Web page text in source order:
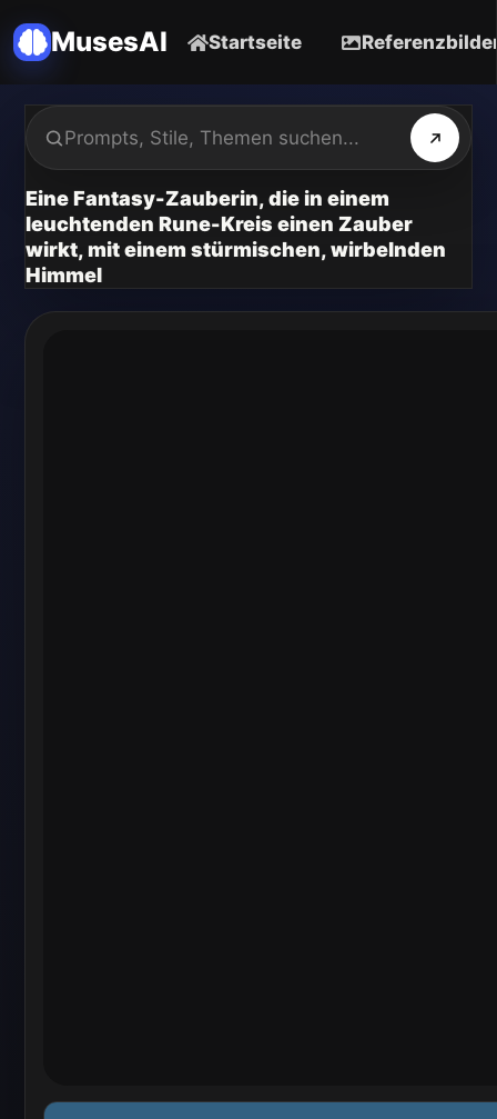
MusesAI Startseite
Eine Fantasy-Zauberin, die in einem
leuchtenden Rune-Kreis einen Zauber
wirkt, mit einem stürmischen, wirbelnden
Himmel